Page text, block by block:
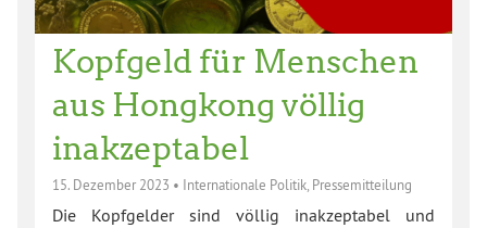
Kopfgeld für Menschen
aus Hongkong völlig
inakzeptabel
15. Dezember 2023 • Internationale Politik Pressemitteilung
Die Kopfgelder sind völlig inakzeptabel und